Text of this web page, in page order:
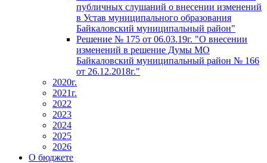
публичных слушаний о внесении изменений
в Устав муниципального образования
Байкаловский муниципальный район"
Решение № 175 от 06.03.19г. "О внесении
изменений в решение Думы МО
Байкаловский муниципальный район № 166
от 26.12.2018г."
2020г.
2021г.
2022
2023
2024
2025
2026
О бюджете